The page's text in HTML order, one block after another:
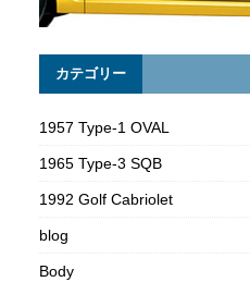
カテゴリー
1957 Type-1 OVAL
1965 Type-3 SQB
1992 Golf Cabriolet
blog
Body